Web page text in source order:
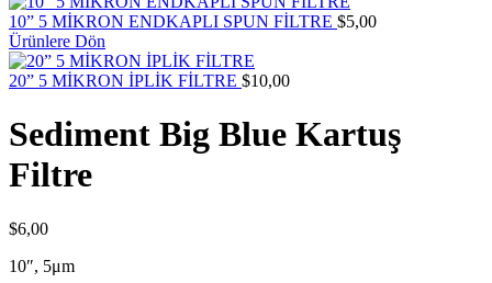
10” 5 MİKRON ENDKAPLI SPUN FİLTRE $5,00
Ürünlere Dön
20” 5 MİKRON İPLİK FİLTRE $10,00
Sediment Big Blue Kartuş
Filtre
$6,00
10″, 5μm